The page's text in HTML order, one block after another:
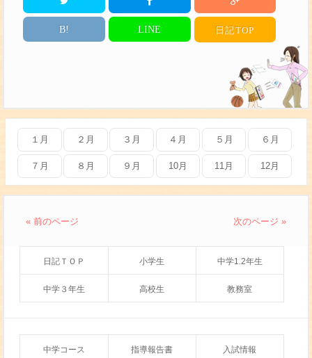
B! LINE 日記TOP
１月 ２月 ３月 ４月 ５月 ６月
７月 ８月 ９月 10月 11月 12月
« 前のページ 次のページ »
日記ＴＯＰ 小学生 中学1.2年生
中学３年生 高校生 教務室
中学コース 指導報告書 入試情報